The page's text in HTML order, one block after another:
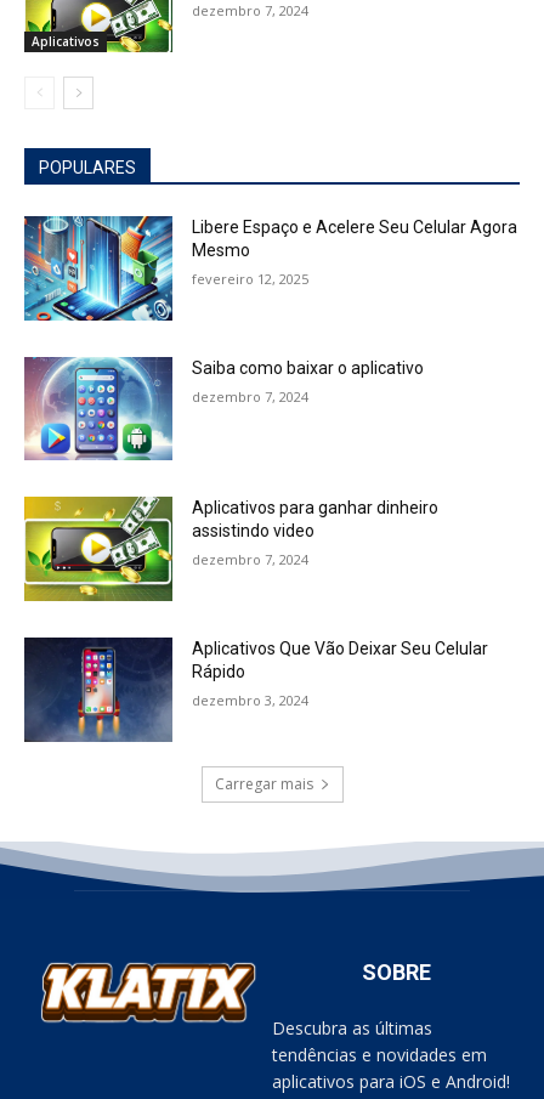
Aplicativos
dezembro 7, 2024
POPULARES
Libere Espaço e Acelere Seu Celular Agora
Mesmo
fevereiro 12, 2025
Saiba como baixar o aplicativo
dezembro 7, 2024
Aplicativos para ganhar dinheiro
assistindo video
dezembro 7, 2024
Aplicativos Que Vão Deixar Seu Celular
Rápido
dezembro 3, 2024
Carregar mais
SOBRE
Descubra as últimas
tendências e novidades em
aplicativos para iOS e Android!